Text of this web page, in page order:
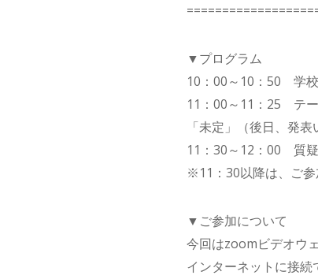
▼プログラム
10：00～10：50 学校
11：00～11：25 テ
「未定」（後日、発
11：30～12：00 質
※11：30以降は、ご参
▼ご参加について
今回はzoomビデオウ
インターネットに接